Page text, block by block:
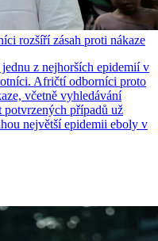
rozšíří zásah proti nákaze
z nejhorších epidemií v
Afričtí odborníci proto
včetně vyhledávání
potvrzených případů už
největší epidemii eboly v